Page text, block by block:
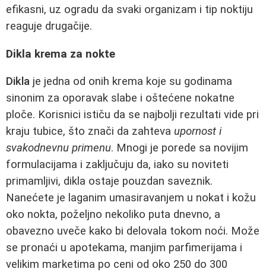
efikasni, uz ogradu da svaki organizam i tip noktiju
reaguje drugačije.
Dikla krema za nokte
Dikla je jedna od onih krema koje su godinama
sinonim za oporavak slabe i oštećene nokatne
ploče. Korisnici ističu da se najbolji rezultati vide pri
kraju tubice, što znači da zahteva upornost i
svakodnevnu primenu. Mnogi je porede sa novijim
formulacijama i zaključuju da, iako su noviteti
primamljivi, dikla ostaje pouzdan saveznik.
Nanećete je laganim umasiravanjem u nokat i kožu
oko nokta, poželjno nekoliko puta dnevno, a
obavezno uveče kako bi delovala tokom noći. Može
se pronaći u apotekama, manjim parfimerijama i
velikim marketima po ceni od oko 250 do 300